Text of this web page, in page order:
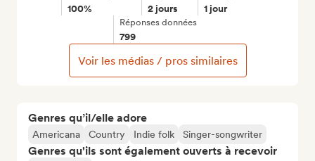
Genres qu’il/elle adore
Americana Country Indie folk Singer-songwriter
Genres qu'ils sont également ouverts à recevoir
100% 2 jours 1 jour
Réponses données
799
Voir les médias / pros similaires